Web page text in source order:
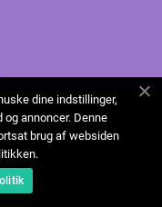
dine indstillinger,
annoncer. Denne
brug af websiden